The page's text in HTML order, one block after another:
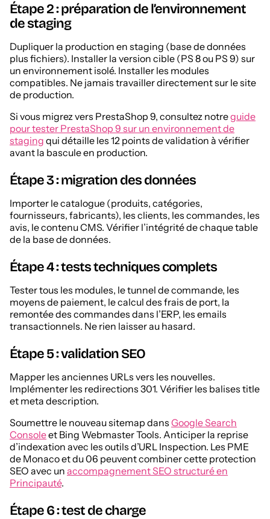
Étape 2 : préparation de l’environnement
de staging
Dupliquer la production en staging (base de données
plus fichiers). Installer la version cible (PS 8 ou PS 9) sur
un environnement isolé. Installer les modules
compatibles. Ne jamais travailler directement sur le site
de production.
Si vous migrez vers PrestaShop 9, consultez notreguide
pour tester PrestaShop 9 sur un environnement de
staging qui détaille les 12 points de validation à vérifier
avant la bascule en production.
Étape 3 : migration des données
Importer le catalogue (produits, catégories,
fournisseurs, fabricants), les clients, les commandes, les
avis, le contenu CMS. Vérifier l’intégrité de chaque table
de la base de données.
Étape 4 : tests techniques complets
Tester tous les modules, le tunnel de commande, les
moyens de paiement, le calcul des frais de port, la
remontée des commandes dans l’ERP, les emails
transactionnels. Ne rien laisser au hasard.
Étape 5 : validation SEO
Mapper les anciennes URLs vers les nouvelles.
Implémenter les redirections 301. Vérifier les balises title
et meta description.
Soumettre le nouveau sitemap dans Google Search
Consoleet Bing Webmaster Tools. Anticiper la reprise
d’indexation avec les outils d’URL Inspection. Les PME
de Monaco et du 06 peuvent combiner cette protection
SEO avec un accompagnement SEO structuré en
Principauté.
Étape 6 : test de charge